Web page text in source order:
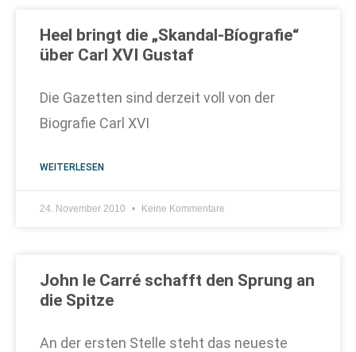
Heel bringt die „Skandal-Bíografie“
über Carl XVI Gustaf
Die Gazetten sind derzeit voll von der
Biografie Carl XVI
WEITERLESEN
24. November 2010 Keine Kommentare
John le Carré schafft den Sprung an
die Spitze
An der ersten Stelle steht das neueste